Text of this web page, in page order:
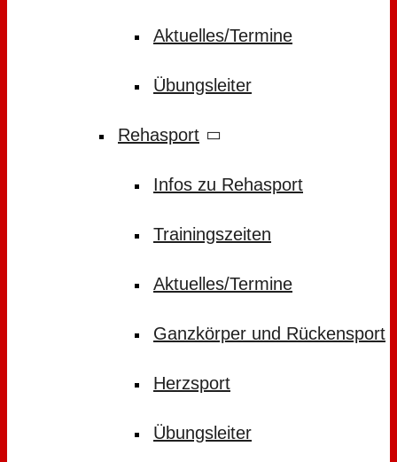
Aktuelles/Termine
Übungsleiter
Rehasport
Infos zu Rehasport
Trainingszeiten
Aktuelles/Termine
Ganzkörper und Rückensport
Herzsport
Übungsleiter